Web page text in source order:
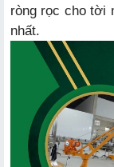
ròng rọc cho tời
nhất.